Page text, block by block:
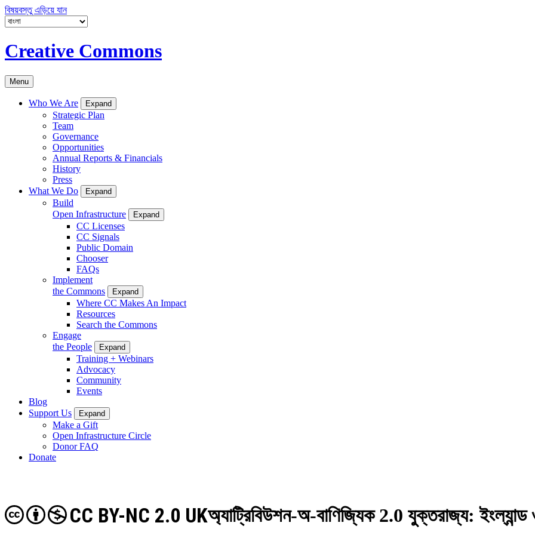
বিষয়বস্তু এড়িয়ে যান
Creative Commons
Menu
Who We Are Expand
Strategic Plan
Team
Governance
Opportunities
Annual Reports & Financials
History
Press
What We Do
Expand
Build
Open Infrastructure
Expand
CC Licenses
CC Signals
Public Domain
Chooser
FAQs
Implement
the Commons
Expand
Where CC Makes An Impact
Resources
Search the Commons
Engage
the People
Expand
Training + Webinars
Advocacy
Community
Events
Blog
Support Us
Expand
Make a Gift
Open Infrastructure Circle
Donor FAQ
Donate
অ্যাট্রিবিউশন-অ-বাণিজ্যিক 2.0 যুক্তরাজ্য:
CC BY-NC 2.0 UK